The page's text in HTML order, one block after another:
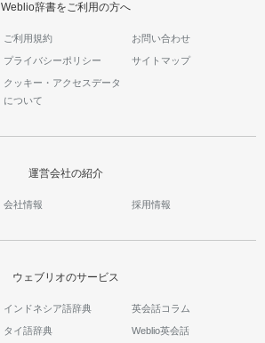
Weblio辞書をご利用の方へ
ご利用規約 お問い合わせ
プライバシーポリシー サイトマップ
クッキー・アクセスデータ
について
運営会社の紹介
会社情報 採用情報
ウェブリオのサービス
インドネシア語辞典
タイ語辞典
英会話コラム
Weblio英会話